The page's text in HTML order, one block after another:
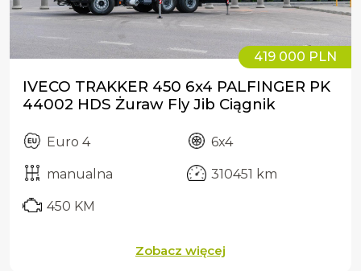
419 000 PLN
IVECO TRAKKER 450 6x4 PALFINGER PK
44002 HDS Żuraw Fly Jib Ciągnik
Euro 4 6x4
manualna 310451 km
450 KM
Zobacz więcej